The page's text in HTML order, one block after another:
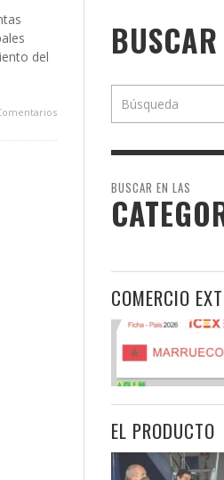
del
BUSCAR EN LAS
COMERCIO
EL PRODUCTO